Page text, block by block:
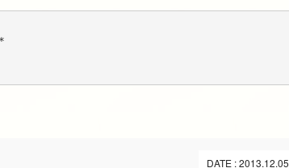
DATE : 2013.12.05